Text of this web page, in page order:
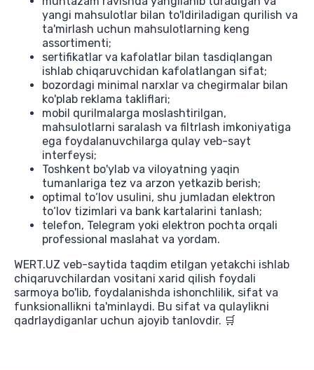
yangi mahsulotlar bilan to'ldiriladigan qurilish va
ta'mirlash uchun mahsulotlarning keng
assortimenti;
sertifikatlar va kafolatlar bilan tasdiqlangan
ishlab chiqaruvchidan kafolatlangan sifat;
bozordagi minimal narxlar va chegirmalar bilan
ko'plab reklama takliflari;
mobil qurilmalarga moslashtirilgan,
mahsulotlarni saralash va filtrlash imkoniyatiga
ega foydalanuvchilarga qulay veb-sayt
interfeysi;
Toshkent bo'ylab va viloyatning yaqin
tumanlariga tez va arzon yetkazib berish;
optimal to‘lov usulini, shu jumladan elektron
to‘lov tizimlari va bank kartalarini tanlash;
telefon, Telegram yoki elektron pochta orqali
professional maslahat va yordam.
WERT.UZ veb-saytida taqdim etilgan yetakchi ishlab
chiqaruvchilardan vositani xarid qilish foydali
sarmoya bo'lib, foydalanishda ishonchlilik, sifat va
funksionallikni ta'minlaydi. Bu sifat va qulaylikni
qadrlaydiganlar uchun ajoyib tanlovdir. 🛒